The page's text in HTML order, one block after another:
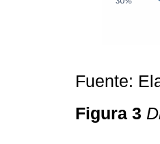
Fuente:
Figura 3